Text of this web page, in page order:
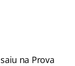
na Prova